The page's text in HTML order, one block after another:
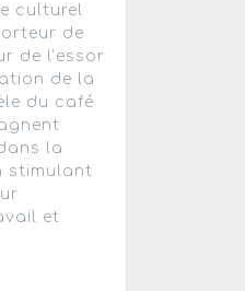
culturel
de
de l’essor
de la
du café
la
stimulant
et